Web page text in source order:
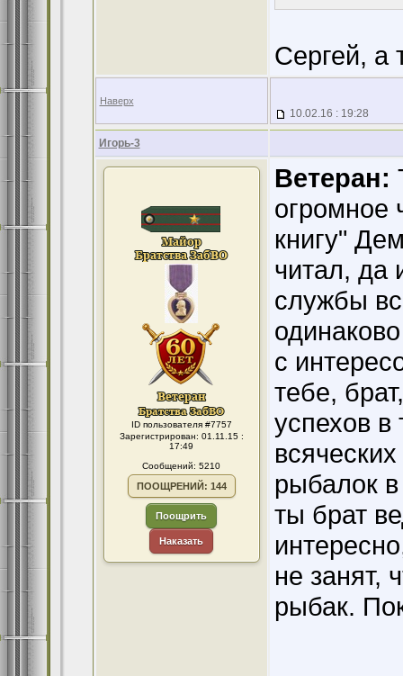
Сергей, а
Наверх
10.02.16 : 19:28
Игорь-3
ID пользователя #7757
Зарегистрирован: 01.11.15 :
17:49
Сообщений: 5210
ПООЩРЕНИЙ: 144
Поощрить
Наказать
Ветеран:
огромное
книгу"
читал, да
службы
с
тебе,
успехов в
рыбалок
ты брат
не занят,
рыбак.